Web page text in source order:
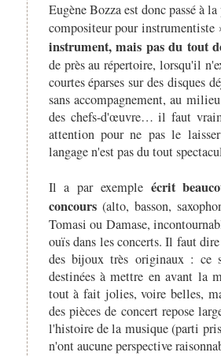
Eugène Bozza est donc passé à
compositeur pour
instrument, mais pas du tout
de près au répertoire, lorsqu'il
courtes éparses sur des disques
sans accompagnement, au
des chefs-d'œuvre… il faut
attention pour ne pas le
langage n'est pas du tout
Il a par exemple écrit
concours(alto, basson,
Tomasi ou Damase,
ouïs dans les concerts. Il faut
des bijoux très originaux : ce
destinées à mettre en avant la
tout à fait jolies, voire belles,
des pièces de concert repose
l'histoire de la musique (parti
n'ont aucune perspective